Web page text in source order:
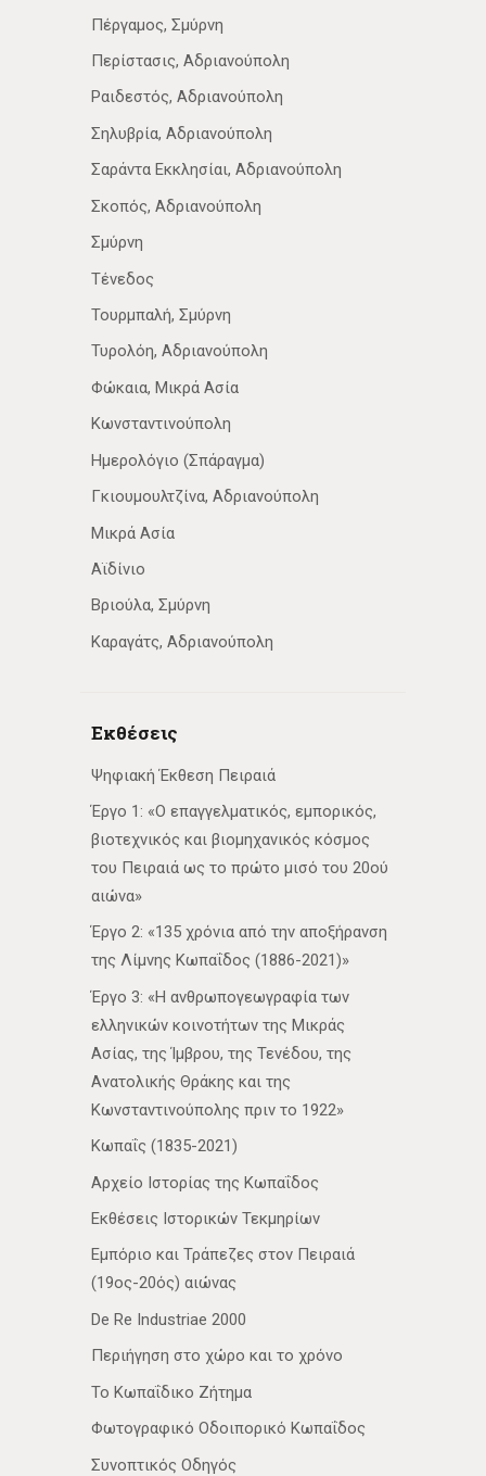
Πέργαμος, Σμύρνη
Περίστασις, Αδριανούπολη
Ραιδεστός, Αδριανούπολη
Σηλυβρία, Αδριανούπολη
Σαράντα Εκκλησίαι, Αδριανούπολη
Σκοπός, Αδριανούπολη
Σμύρνη
Τένεδος
Τουρμπαλή, Σμύρνη
Τυρολόη, Αδριανούπολη
Φώκαια, Μικρά Ασία
Κωνσταντινούπολη
Ημερολόγιο (Σπάραγμα)
Γκιουμουλτζίνα, Αδριανούπολη
Μικρά Ασία
Αϊδίνιο
Βριούλα, Σμύρνη
Καραγάτς, Αδριανούπολη
Εκθέσεις
Ψηφιακή Έκθεση Πειραιά
Έργο 1: «Ο επαγγελματικός, εμπορικός,
βιοτεχνικός και βιομηχανικός κόσμος
του Πειραιά ως το πρώτο μισό του 20ού
αιώνα»
Έργο 2: «135 χρόνια από την αποξήρανση
της Λίμνης Κωπαΐδος (1886-2021)»
Έργο 3: «Η ανθρωπογεωγραφία των
ελληνικών κοινοτήτων της Μικράς
Ασίας, της Ίμβρου, της Τενέδου, της
Ανατολικής Θράκης και της
Κωνσταντινούπολης πριν το 1922»
Κωπαΐς (1835-2021)
Αρχείο Ιστορίας της Κωπαΐδος
Εκθέσεις Ιστορικών Τεκμηρίων
Εμπόριο και Τράπεζες στον Πειραιά
(19ος-20ός) αιώνας
De Re Industriae 2000
Περιήγηση στο χώρο και το χρόνο
Το Κωπαΐδικο Ζήτημα
Φωτογραφικό Οδοιπορικό Κωπαΐδος
Συνοπτικός Οδηγός